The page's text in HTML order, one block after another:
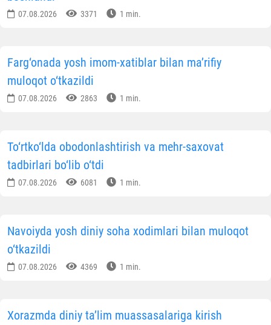
07.08.2026 3371 1 min.
Farg‘onada yosh imom-xatiblar bilan ma’rifiy
muloqot o‘tkazildi
07.08.2026 2863 1 min.
To‘rtko‘lda obodonlashtirish va mehr-saxovat
tadbirlari bo‘lib o‘tdi
07.08.2026 6081 1 min.
Navoiyda yosh diniy soha xodimlari bilan muloqot
o‘tkazildi
07.08.2026 4369 1 min.
Xorazmda diniy ta’lim muassasalariga kirish